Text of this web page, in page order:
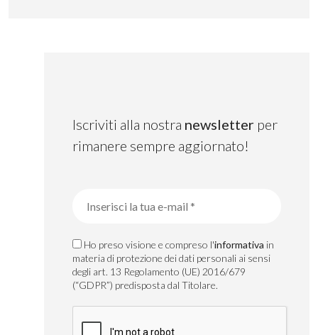
Iscriviti alla nostra newsletter per
rimanere sempre aggiornato!
Ho preso visione e compreso l'informativa in
materia di protezione dei dati personali ai sensi
degli art. 13 Regolamento (UE) 2016/679
(“GDPR”) predisposta dal Titolare.